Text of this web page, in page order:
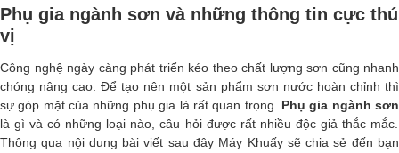
Phụ gia ngành sơn và những thông tin cực thú
vị
Công nghệ ngày càng phát triển kéo theo chất lượng sơn cũng nhanh
chóng nâng cao. Để tạo nên một sản phẩm sơn nước hoàn chỉnh thì
sự góp mặt của những phụ gia là rất quan trọng. Phụ gia ngành sơn
là gì và có những loại nào, câu hỏi được rất nhiều độc giả thắc mắc.
Thông qua nội dung bài viết sau đây Máy Khuấysẽ chia sẻ đến bạn